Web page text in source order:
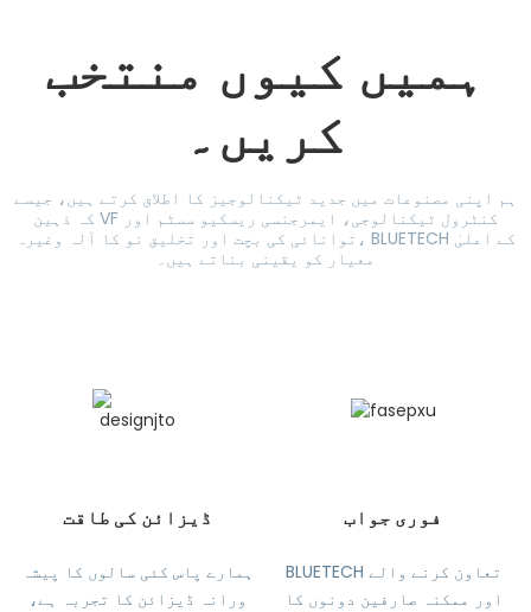
ہمیں کیوں منتخب
کریں۔
ہم اپنی مصنوعات میں جدید ٹیکنالوجیز کا اطلاق کرتے ہیں، جیسے
کہ ذہین VF کنٹرول ٹیکنالوجی، ایمرجنسی ریسکیو سسٹم اور
توانائی کی بچت اور تخلیق نو کا آلہ وغیرہ، BLUETECH کے اعلیٰ
معیار کو یقینی بناتے ہیں۔
ڈیزائن کی طاقت
ہمارے پاس کئی سالوں کا پیشہ
ورانہ ڈیزائن کا تجربہ ہے،
فوری جواب
BLUETECH تعاون کرنے والے
اور ممکنہ صارفین دونوں کا